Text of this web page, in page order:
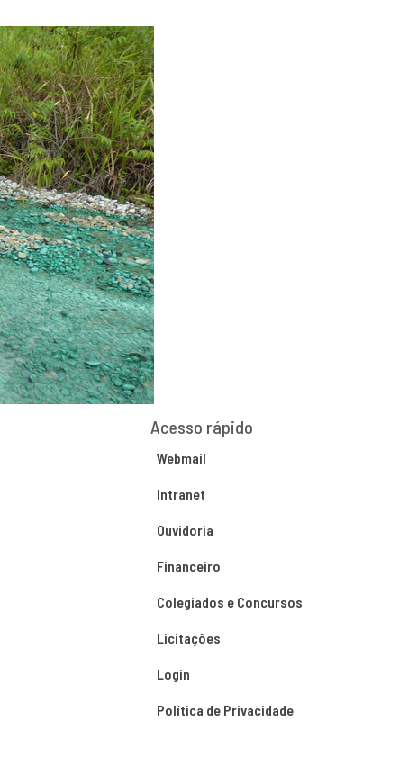
Acesso rápido
Webmail
Intranet
Ouvidoria
Financeiro
Colegiados e Concursos
Licitações
Login
Política de Privacidade